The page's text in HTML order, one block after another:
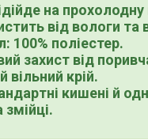
на
від вологи та
100% поліестер.
захист від
крій.
кишені й
змійці.